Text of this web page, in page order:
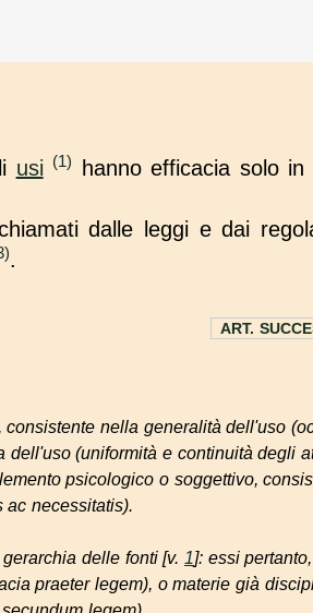
usi (1)
hanno efficacia solo in
dalle leggi e dai
.
ART.
consistente nella generalità dell'uso
dell'uso(uniformità e continuità degli
psicologicoo soggettivo,
ac necessitatis).
delle fonti [v. 1]: essi pertanto,
praeter legem), o materie già